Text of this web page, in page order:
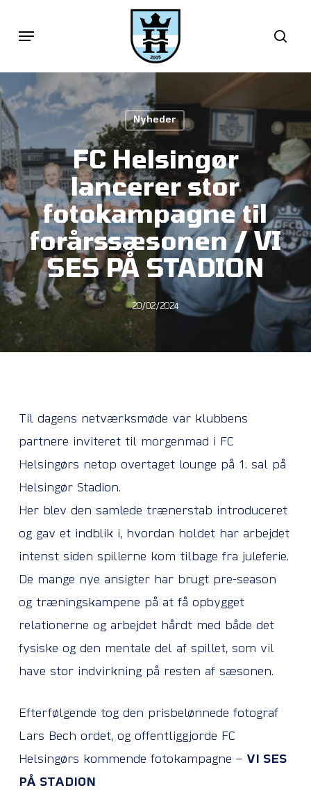
Menu
Nyheder
FC Helsingør
lancerer stor
fotokampagne til
forårssæsonen / VI
SES PÅ STADION
20/02/2024
Til dagens netværksmøde var klubbens
partnere inviteret til morgenmad i FC
Helsingørs netop overtaget lounge på 1. sal på
Helsingør Stadion.
Her blev den samlede trænerstab introduceret
og gav et indblik i, hvordan holdet har arbejdet
intenst siden spillerne kom tilbage fra juleferie.
De mange nye ansigter har brugt pre-season
og træningskampene på at få opbygget
relationerne og arbejdet hårdt med både det
fysiske og den mentale del af spillet, som vil
have stor indvirkning på resten af sæsonen.
Efterfølgende tog den prisbelønnede fotograf
Lars Bech ordet, og offentliggjorde FC
Helsingørs kommende fotokampagne – VI SES
PÅ STADION